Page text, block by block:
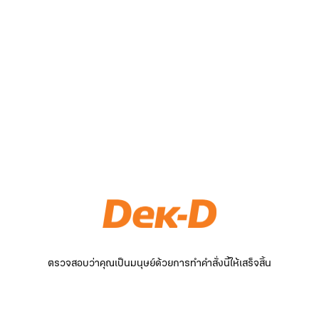
ตรวจสอบว่าคุณเป็นมนุษย์ด้วยการทำคำสั่งนี้ให้เสร็จสิ้น